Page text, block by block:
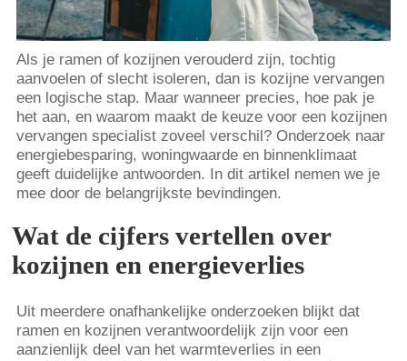
Als je ramen of kozijnen verouderd zijn, tochtig
aanvoelen of slecht isoleren, dan is kozijne vervangen
een logische stap. Maar wanneer precies, hoe pak je
het aan, en waarom maakt de keuze voor een kozijnen
vervangen specialist zoveel verschil? Onderzoek naar
energiebesparing, woningwaarde en binnenklimaat
geeft duidelijke antwoorden. In dit artikel nemen we je
mee door de belangrijkste bevindingen.
Wat de cijfers vertellen over
kozijnen en energieverlies
Uit meerdere onafhankelijke onderzoeken blijkt dat
ramen en kozijnen verantwoordelijk zijn voor een
aanzienlijk deel van het warmteverlies in een